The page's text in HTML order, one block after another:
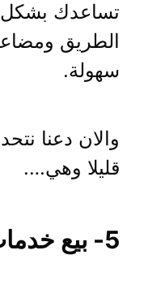
تساعدك بشكل
الطريق
سهولة.
والان دعنا
قليلا وهي….
5- بيع خدمات مونتاج الفيديو